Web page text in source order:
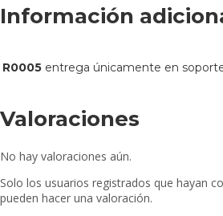
Información
R0005 entrega únicamente en
Valoraciones
No hay valoraciones aún.
Solo los usuarios registrados que hayan
pueden hacer una valoración.